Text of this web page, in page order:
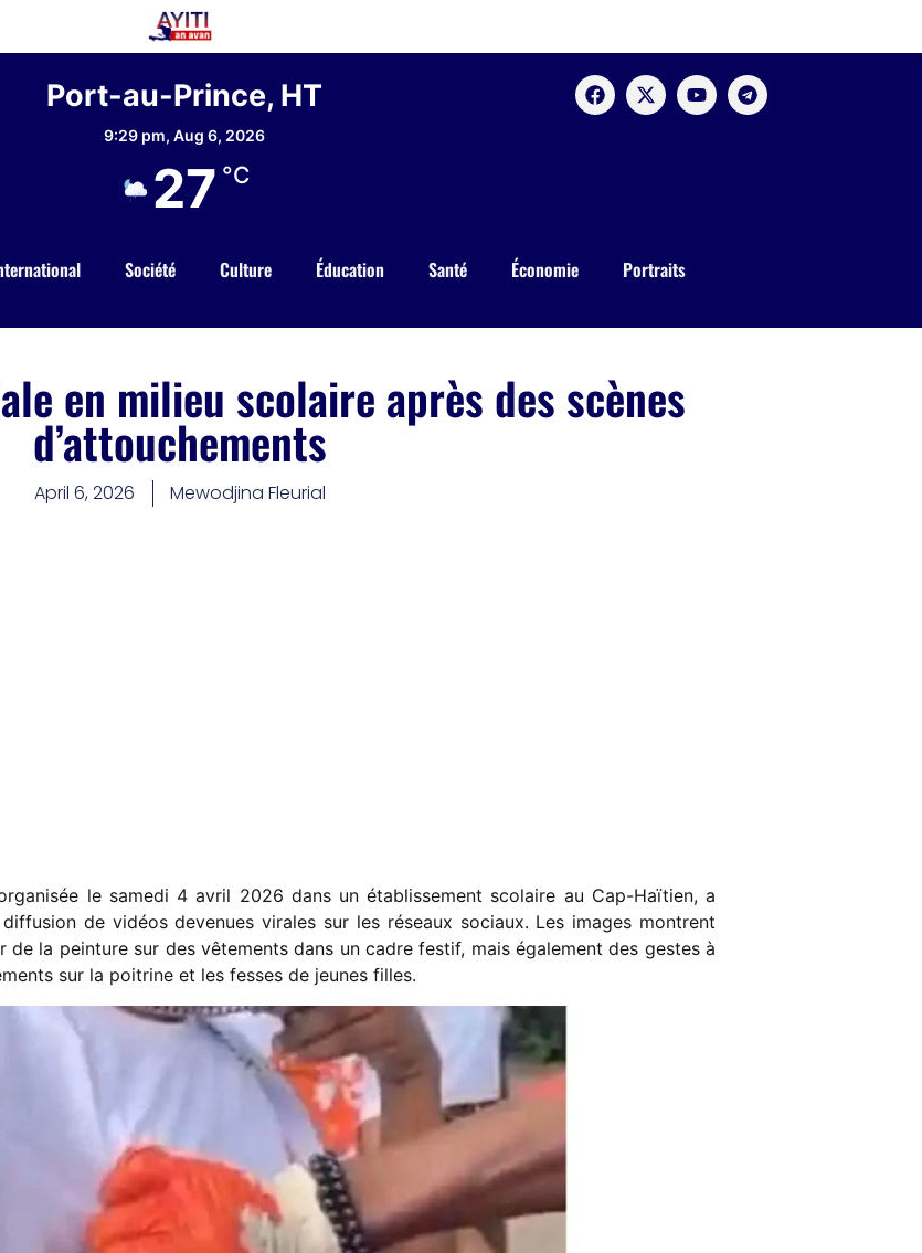
Port-au-Prince, HT
9:29 pm, Aug 6, 2026
27 °C
Société Culture Éducation Santé Économie Portraits
en milieu scolaire après des scènes
d’attouchements
April 6, 2026 Mewodjina Fleurial
le samedi 4 avril 2026 dans un établissement scolaire au Cap-Haïtien, a
de vidéos devenues virales sur les réseaux sociaux. Les images montrent
de la peinture sur des vêtements dans un cadre festif, mais également des gestes à
sur la poitrine et les fesses de jeunes filles.